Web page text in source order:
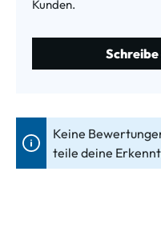
Kunden.
Keine
teile deine